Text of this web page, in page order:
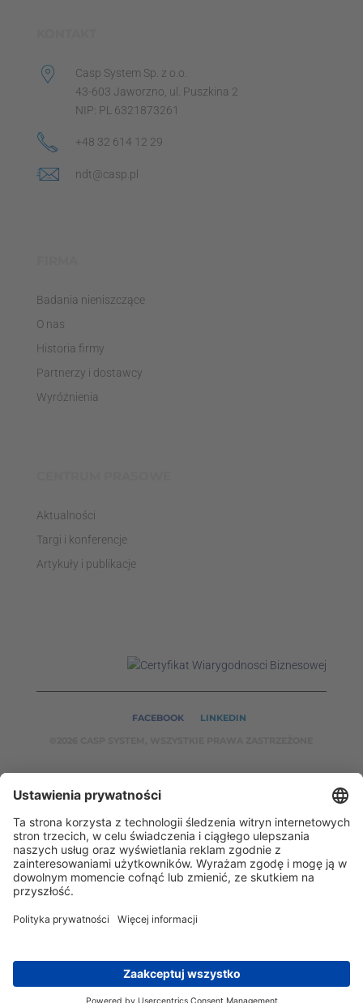
Casp System Sp. z o.o.
43-603 Jaworzno, ul. Puszkina 2
NIP: PL 6321873261
+48 32 614 12 29
ndt@casp.pl
Badania nieniszczące
O nas
Historia firmy
Partnerzy i dostawcy
Wyróżnienia
Aktualności
Targi i konferencje
Artykuły i publikacje
FACEBOOK
LINKEDIN
CASPSYSTEM.PL
AUTOMATYKA24.PL
WZORCENDT.P
L
BINAR24.PL EH24.PL
CASP System – Twój partner w dziedzinie Badań
2002 - 2026 © CopyrightCASP System/Polityka
prywatności/Zastrzeżenia prawne